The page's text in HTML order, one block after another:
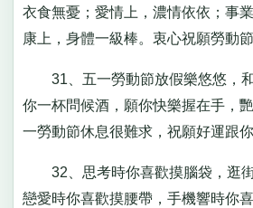
衣食無憂；愛情上，濃情依依；事
康上，身體一級棒。衷心祝願勞動節
31、五一勞動節放假樂悠悠，
你一杯問候酒，願你快樂握在手，
一勞動節休息很難求，祝願好運跟你
32、思考時你喜歡摸腦袋，逛街
戀愛時你喜歡摸腰帶，手機響時你